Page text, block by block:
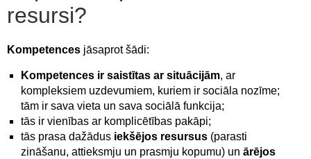
resursi?
Kompetences jāsaprot šādi:
Kompetences ir saistītas ar situācijām, ar
kompleksiem uzdevumiem, kuriem ir sociāla nozīme;
tām ir sava vieta un sava sociālā funkcija;
tās ir vienības ar komplicētības pakāpi;
tās prasa dažādus iekšējos resursus (parasti
zināšanu, attieksmju un prasmju kopumu) un ārējos